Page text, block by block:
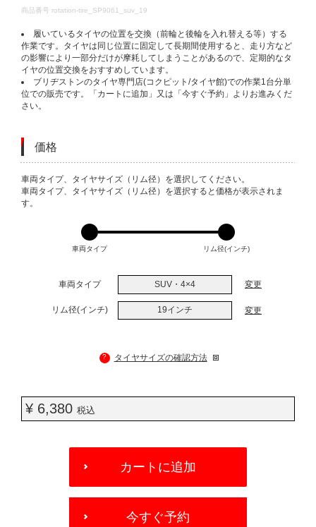
DETAILS
商品番号 rotation-tire_SP9061_suv_19
履いているタイヤの位置を交換（前輪と後輪を入れ替える等）する
作業です。タイヤは同じ位置に固定して長期間使用すると、走り方など
の影響により一部分だけが摩耗してしまうことがあるので、定期的なタ
イヤの位置交換をおすすめしています。
ブリヂストンのタイヤ専門店(コクピット/タイヤ館)での作業1台分単
位での販売です。「カートに追加」又は「今すぐ予約」よりお進みくだ
さい。
価格
VARIATIONS
車両タイプ、タイヤサイズ（リム径）を選択してください。
車両タイプ、タイヤサイズ（リム径）を選択すると価格が表示されま
す。
車両タイプ リム径(インチ)
車両タイプ SUV・4×4 変更
リム径(インチ) 19インチ 変更
? タイヤサイズの確認方法
¥ 6,380 税込
OPTIONS
カートに追加
今すぐ予約